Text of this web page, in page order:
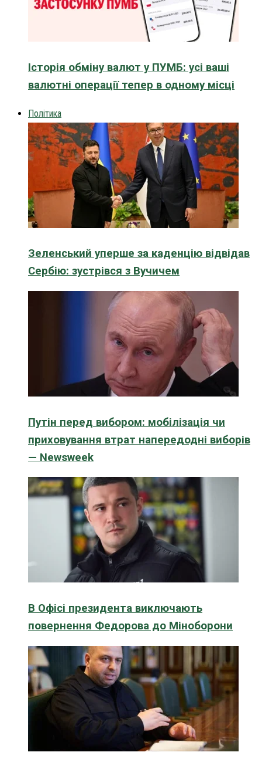
Історія обміну валют у ПУМБ: усі ваші
валютні операції тепер в одному місці
Політика
Зеленський уперше за каденцію відвідав
Сербію: зустрівся з Вучичем
Путін перед вибором: мобілізація чи
приховування втрат напередодні виборів
— Newsweek
В Офісі президента виключають
повернення Федорова до Міноборони